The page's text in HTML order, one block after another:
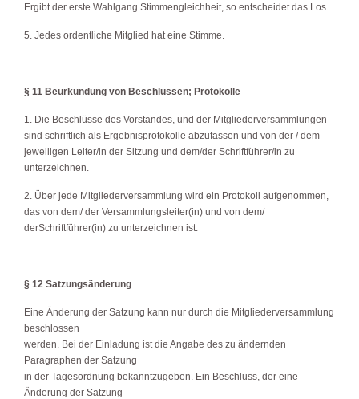
Ergibt der erste Wahlgang Stimmengleichheit, so entscheidet das Los.
5. Jedes ordentliche Mitglied hat eine Stimme.
§ 11 Beurkundung von Beschlüssen; Protokolle
1. Die Beschlüsse des Vorstandes, und der Mitgliederversammlungen
sind schriftlich als Ergebnisprotokolle abzufassen und von der / dem
jeweiligen Leiter/in der Sitzung und dem/der Schriftführer/in zu
unterzeichnen.
2. Über jede Mitgliederversammlung wird ein Protokoll aufgenommen,
das von dem/ der Versammlungsleiter(in) und von dem/
derSchriftführer(in) zu unterzeichnen ist.
§ 12 Satzungsänderung
Eine Änderung der Satzung kann nur durch die Mitgliederversammlung
beschlossen
werden. Bei der Einladung ist die Angabe des zu ändernden
Paragraphen der Satzung
in der Tagesordnung bekanntzugeben. Ein Beschluss, der eine
Änderung der Satzung